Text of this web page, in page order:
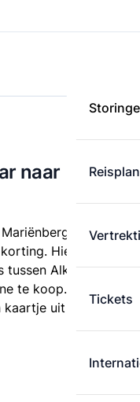
Tickets
naar
kost
Hieronder
tussen Alkmaar en
te koop. Een e-
uit de